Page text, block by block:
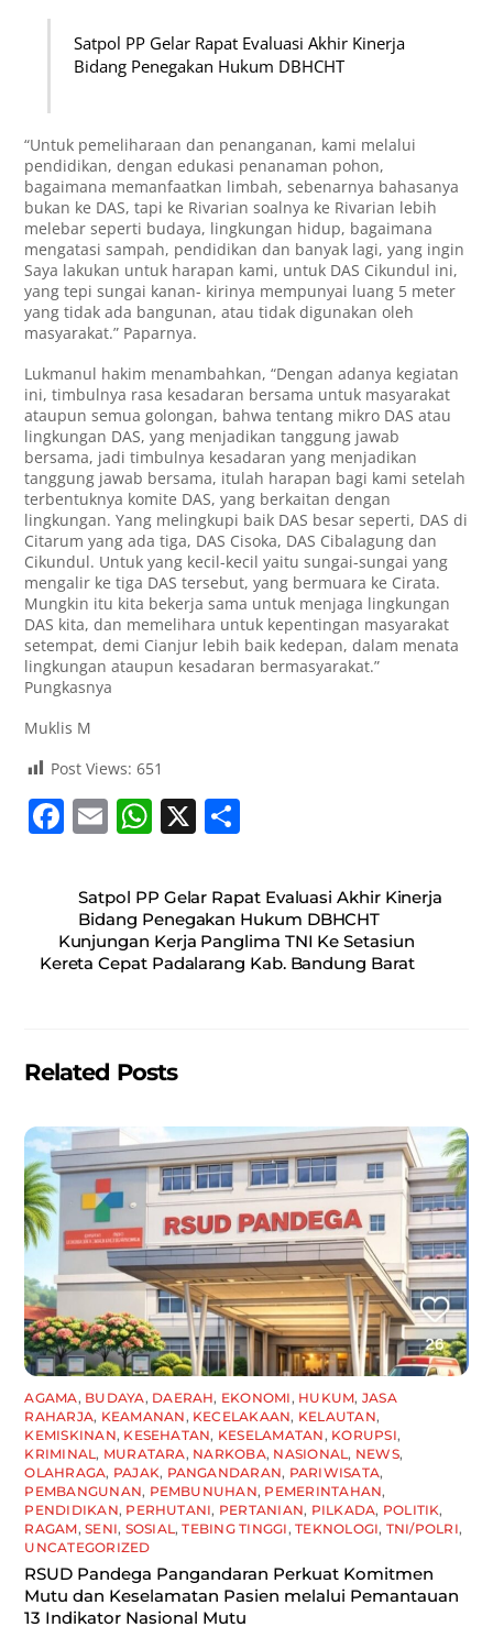
Satpol PP Gelar Rapat Evaluasi Akhir Kinerja
Bidang Penegakan Hukum DBHCHT
“Untuk pemeliharaan dan penanganan, kami melalui
pendidikan, dengan edukasi penanaman pohon,
bagaimana memanfaatkan limbah, sebenarnya bahasanya
bukan ke DAS, tapi ke Rivarian soalnya ke Rivarian lebih
melebar seperti budaya, lingkungan hidup, bagaimana
mengatasi sampah, pendidikan dan banyak lagi, yang ingin
Saya lakukan untuk harapan kami, untuk DAS Cikundul ini,
yang tepi sungai kanan- kirinya mempunyai luang 5 meter
yang tidak ada bangunan, atau tidak digunakan oleh
masyarakat.” Paparnya.
Lukmanul hakim menambahkan, “Dengan adanya kegiatan
ini, timbulnya rasa kesadaran bersama untuk masyarakat
ataupun semua golongan, bahwa tentang mikro DAS atau
lingkungan DAS, yang menjadikan tanggung jawab
bersama, jadi timbulnya kesadaran yang menjadikan
tanggung jawab bersama, itulah harapan bagi kami setelah
terbentuknya komite DAS, yang berkaitan dengan
lingkungan. Yang melingkupi baik DAS besar seperti, DAS di
Citarum yang ada tiga, DAS Cisoka, DAS Cibalagung dan
Cikundul. Untuk yang kecil-kecil yaitu sungai-sungai yang
mengalir ke tiga DAS tersebut, yang bermuara ke Cirata.
Mungkin itu kita bekerja sama untuk menjaga lingkungan
DAS kita, dan memelihara untuk kepentingan masyarakat
setempat, demi Cianjur lebih baik kedepan, dalam menata
lingkungan ataupun kesadaran bermasyarakat.”
Pungkasnya
Muklis M
Post Views: 651
F
c
e
b
k
E
ai
l
W
at
s
A
X
ar
e
Satpol PP Gelar Rapat Evaluasi Akhir Kinerja
Bidang Penegakan Hukum DBHCHT
Kunjungan Kerja Panglima TNI Ke Setasiun
Kereta Cepat Padalarang Kab. Bandung Barat
Related Posts
AGAMA, BUDAYA, DAERAH, EKONOMI , HUKUM, JASA
RAHARJA, KEAMANAN , KECELAKAAN, KELAUTAN,
KEMISKINAN, KESEHATAN, KESELAMATAN , KORUPSI,
KRIMINAL , MURATARA, NARKOBA, NASIONAL , NEWS,
OLAHRAGA, PAJAK, PANGANDARAN, PARIWISATA,
PEMBANGUNAN, PEMBUNUHAN, PEMERINTAHAN,
PENDIDIKAN, PERHUTANI, PERTANIAN, PILKADA, POLITIK,
RAGAM,SENI, SOSIAL ,TEBING TINGGI ,TEKNOLOGI, TNI/POLRI,
UNCATEGORIZED
RSUD Pandega Pangandaran Perkuat Komitmen
Mutu dan Keselamatan Pasien melalui Pemantauan
13 Indikator Nasional Mutu